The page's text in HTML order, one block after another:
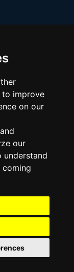
improve
on our
our
coming